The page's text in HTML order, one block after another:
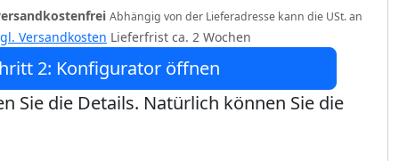
Abhängig von der Lieferadresse kann die USt. an
Versandkosten Lieferfrist ca. 2 Wochen
2: Konfigurator öffnen
Sie die Details. Natürlich können Sie die